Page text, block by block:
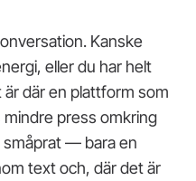
Kanske
eller du har helt
där en plattform som
mindre press omkring
— bara en
text och, där det är